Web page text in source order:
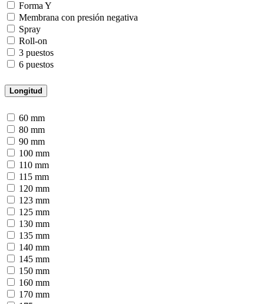
Forma Y
Membrana con presión negativa
Spray
Roll-on
3 puestos
6 puestos
Longitud
60 mm
80 mm
90 mm
100 mm
110 mm
115 mm
120 mm
123 mm
125 mm
130 mm
135 mm
140 mm
145 mm
150 mm
160 mm
170 mm